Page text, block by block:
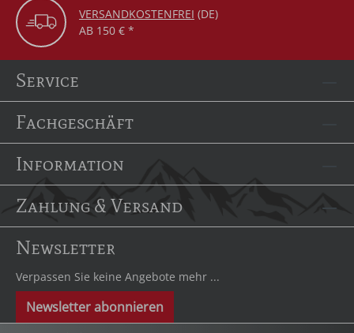
VERSANDKOSTENFREI (DE)
AB 150 € *
Service
Fachgeschäft
Information
Zahlung & Versand
Newsletter
Verpassen Sie keine Angebote mehr ...
Newsletter abonnieren